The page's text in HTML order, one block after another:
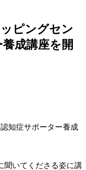
ピングセン
成講座を開
知症サポーター養成
聞いてくださる姿に講